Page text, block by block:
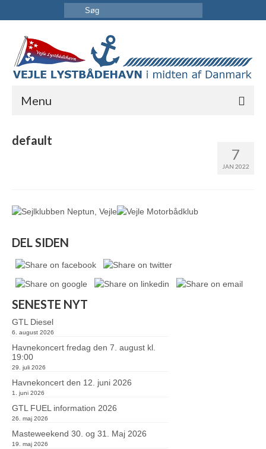
Menu
7
JAN 2022
default
DEL SIDEN
SENESTE NYT
GTL Diesel
6. august 2026
Havnekoncert fredag den 7. august kl.
19:00
29. juli 2026
Havnekoncert den 12. juni 2026
1. juni 2026
GTL FUEL information 2026
26. maj 2026
Masteweekend 30. og 31. Maj 2026
19. maj 2026